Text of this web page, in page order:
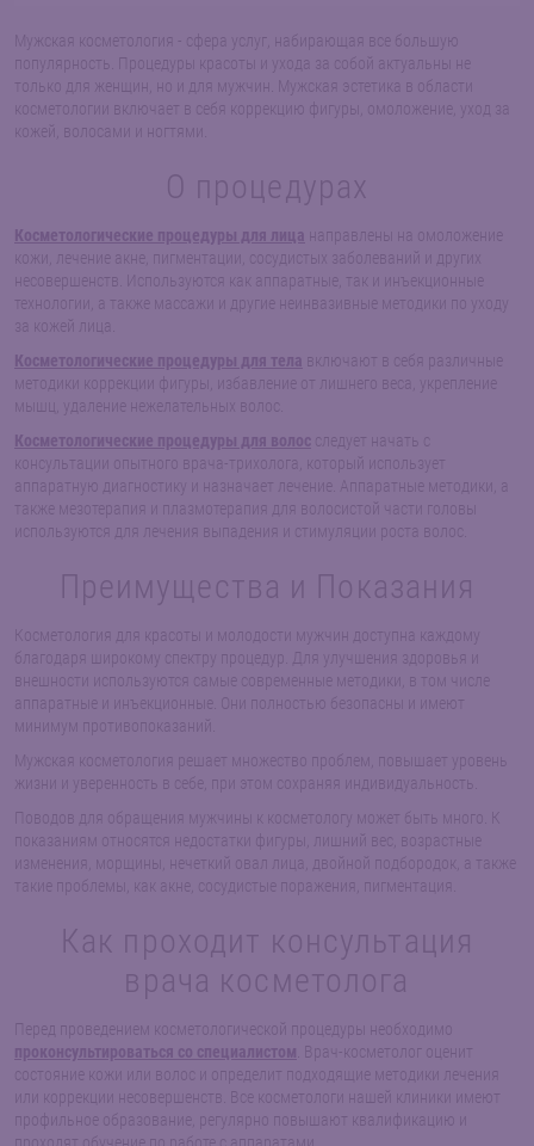
Мужская косметология - сфера услуг, набирающая все большую
популярность. Процедуры красоты и ухода за собой актуальны не
только для женщин, но и для мужчин. Мужская эстетика в области
косметологии включает в себя коррекцию фигуры, омоложение, уход за
кожей, волосами и ногтями.
О процедурах
Косметологические процедуры для лица направлены на омоложение
кожи, лечение акне, пигментации, сосудистых заболеваний и других
несовершенств. Используются как аппаратные, так и инъекционные
технологии, а также массажи и другие неинвазивные методики по уходу
за кожей лица.
Косметологические процедуры для тела включают в себя различные
методики коррекции фигуры, избавление от лишнего веса, укрепление
мышц, удаление нежелательных волос.
Косметологические процедуры для волос следует начать с
консультации опытного врача-трихолога, который использует
аппаратную диагностику и назначает лечение. Аппаратные методики, а
также мезотерапия и плазмотерапия для волосистой части головы
используются для лечения выпадения и стимуляции роста волос.
Преимущества и Показания
Косметология для красоты и молодости мужчин доступна каждому
благодаря широкому спектру процедур. Для улучшения здоровья и
внешности используются самые современные методики, в том числе
аппаратные и инъекционные. Они полностью безопасны и имеют
минимум противопоказаний.
Мужская косметология решает множество проблем, повышает уровень
жизни и уверенность в себе, при этом сохраняя индивидуальность.
Поводов для обращения мужчины к косметологу может быть много. К
показаниям относятся недостатки фигуры, лишний вес, возрастные
изменения, морщины, нечеткий овал лица, двойной подбородок, а также
такие проблемы, как акне, сосудистые поражения, пигментация.
Как проходит консультация
врача косметолога
Перед проведением косметологической процедуры необходимо
проконсультироваться со специалистом . Врач-косметолог оценит
состояние кожи или волос и определит подходящие методики лечения
или коррекции несовершенств. Все косметологи нашей клиники имеют
профильное образование, регулярно повышают квалификацию и
проходят обучение по работе с аппаратами